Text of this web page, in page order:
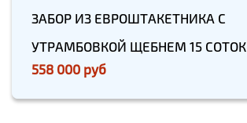
ЗАБОР ИЗ ЕВРОШТАКЕТНИКА С
УТРАМБОВКОЙ ЩЕБНЕМ 15 СОТОК
558 000 руб